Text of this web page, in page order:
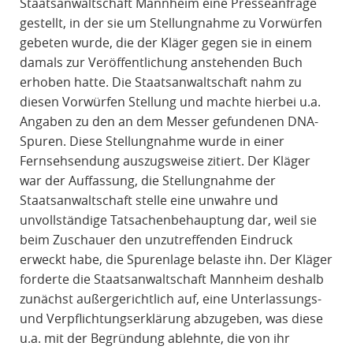
gestellt, in der sie um Stellungnahme zu Vorwürfen
gebeten wurde, die der Kläger gegen sie in einem
damals zur Veröffentlichung anstehenden Buch
erhoben hatte. Die Staatsanwaltschaft nahm zu
diesen Vorwürfen Stellung und machte hierbei u.a.
Angaben zu den an dem Messer gefundenen DNA-
Spuren. Diese Stellungnahme wurde in einer
Fernsehsendung auszugsweise zitiert. Der Kläger
war der Auffassung, die Stellungnahme der
Staatsanwaltschaft stelle eine unwahre und
unvollständige Tatsachenbehauptung dar, weil sie
beim Zuschauer den unzutreffenden Eindruck
erweckt habe, die Spurenlage belaste ihn. Der Kläger
forderte die Staatsanwaltschaft Mannheim deshalb
zunächst außergerichtlich auf, eine Unterlassungs-
und Verpflichtungserklärung abzugeben, was diese
u.a. mit der Begründung ablehnte, die von ihr